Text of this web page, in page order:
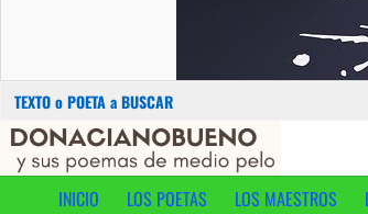
Buscar:
Saltar
contenido
...sus
INICIO
LOS POETAS LOS MAESTROS